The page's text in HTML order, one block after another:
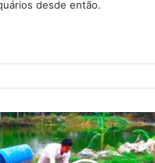
desde então.